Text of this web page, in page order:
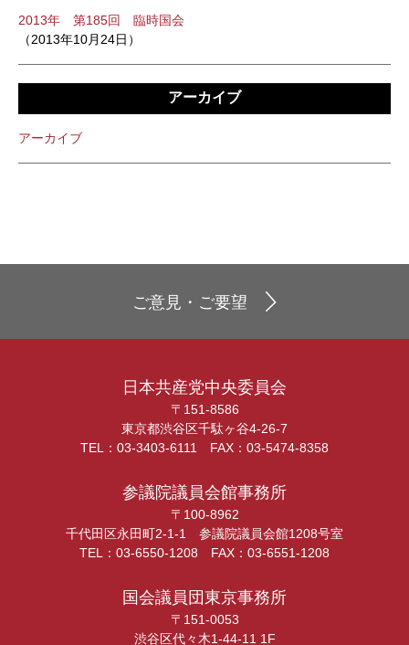
2013年 第185回 臨時国会
（2013年10月24日）
アーカイブ
アーカイブ
ご意見・ご要望
日本共産党中央委員会
〒151-8586
東京都渋谷区千駄ヶ谷4-26-7
TEL：03-3403-6111 FAX：03-5474-8358
参議院議員会館事務所
〒100-8962
千代田区永田町2-1-1 参議院議員会館1208号室
TEL：03-6550-1208 FAX：03-6551-1208
国会議員団東京事務所
〒151-0053
渋谷区代々木1-44-11 1F